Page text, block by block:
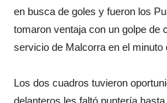
en busca de goles y fueron los
tomaron ventaja con un golpe de
servicio de Malcorra en el minuto
Los dos cuadros tuvieron
delanteros les faltó puntería